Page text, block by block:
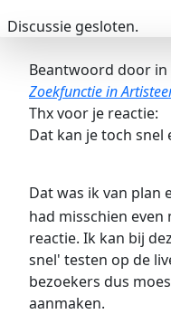
Discussie gesloten.
Beantwoord door in
Zoekfunctie in
Thx voor je reactie:
Dat kan je toch
Dat was ik van plan
had misschien
reactie. Ik kan bij
snel' testen op de
bezoekers dus
aanmaken.